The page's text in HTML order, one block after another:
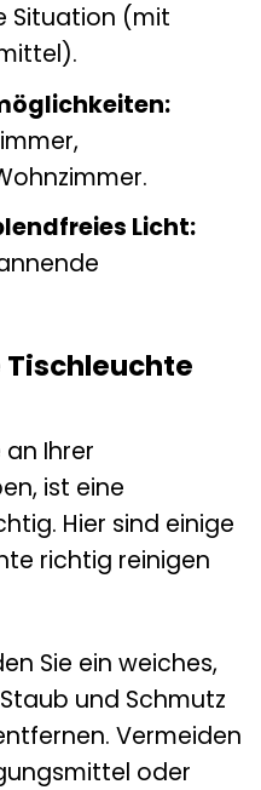
Situation (mit
Licht:
Tischleuchte
Ihrer
ist eine
Hier sind einige
richtig reinigen
Sie ein weiches,
und Schmutz
Vermeiden
oder